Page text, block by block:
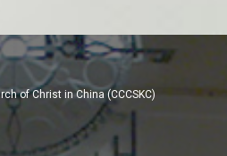
of Christ in China (CCCSKC)